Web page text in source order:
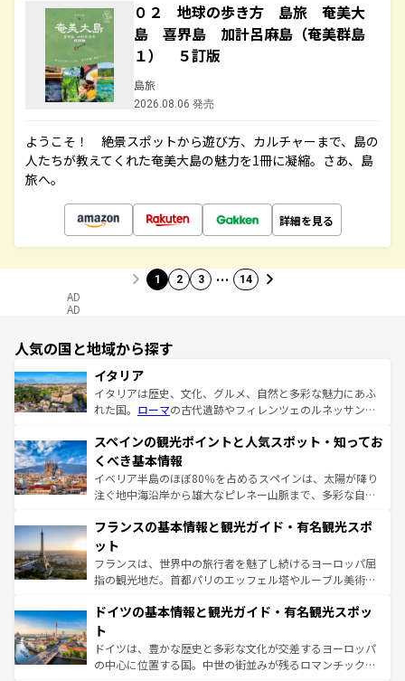
０２ 地球の歩き方 島旅 奄美大
島 喜界島 加計呂麻島（奄美群島
１） ５訂版
島旅
2026.08.06 発売
ようこそ！ 絶景スポットから遊び方、カルチャーまで、島の
人たちが教えてくれた奄美大島の魅力を1冊に凝縮。さあ、島
旅へ。
詳細を見る
1 2 3 … 14
AD
AD
人気の国と地域から探す
イタリア
イタリアは歴史、文化、グルメ、自然と多彩な魅力にあふ
れた国。 ローマの古代遺跡やフィレンツェのルネッサンス
ろん、トスカーナの美しい田園風景やアマルフィ海岸の絶
景など、自然景観も見逃せない。観光の合間には、本場の
ピザやパスタなど、絶品のイタリア料理を堪能することも
できる。朝目覚めてから夜眠るまで、すべての瞬間を楽し
なお、新着のイタリア情報はコンテンツ一覧を参照してほ
しい。
スペインの観光ポイントと人気スポット・知ってお
くべき基本情報
イベリア半島のほぼ80％を占めるスペインは、太陽が降り
注ぐ地中海沿岸から雄大なピレネー山脈まで、多彩な自然
文化が根付くこの国では、情熱的なフラメンコ、熱気あふ
れる闘牛、そして美味しいタパスが生活の一部となってい
る。首都マドリードの洗練された雰囲気や、バルセロナの
アートに溢れた街角から、地方では古代ローマ遺跡や中世
せる。地方によって風土や気候が異なるスペインはその個
ンテンツ一覧 を参照してほしい。
フランスの基本情報と観光ガイド・有名観光スポ
ット
フランスは、世界中の旅行者を魅了し続けるヨーロッパ屈
指の観光地だ。首都パリのエッフェル塔やルーブル美術館
で、幅広い魅力が詰まっている。華麗な宮殿、歴史的な大
聖堂、美しいビーチ、そして豊かな自然が、訪れる者を心
から魅了する。また、フランスは美食の国としても知ら
れ、フランス料理はユネスコ無形文化遺産にも登録されて
ドイツの基本情報と観光ガイド・有名観光スポッ
ト
ドイツは、豊かな歴史と多彩な文化が交差するヨーロッパ
の中心に位置する国。中世の街並みが残るロマンチック街